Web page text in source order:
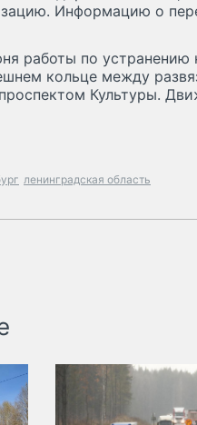
Информацию о
работы по устранению
кольце между
Культуры.
ленинградская область